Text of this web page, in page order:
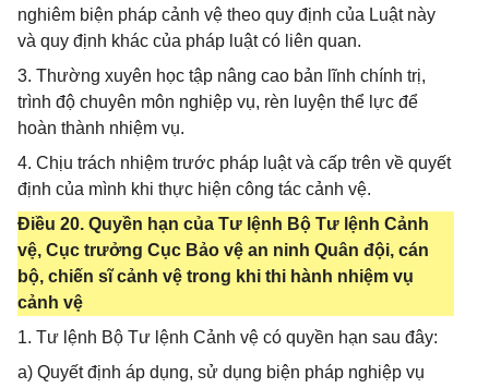
nghiêm biện pháp cảnh vệ theo quy định của Luật này
và quy định khác của pháp luật có liên quan.
3. Thường xuyên học tập nâng cao bản lĩnh chính trị,
trình độ chuyên môn nghiệp vụ, rèn luyện thể lực để
hoàn thành nhiệm vụ.
4. Chịu trách nhiệm trước pháp luật và cấp trên về quyết
định của mình khi thực hiện công tác cảnh vệ.
Điều 20. Quyền hạn của Tư lệnh Bộ Tư lệnh Cảnh
vệ, Cục trưởng Cục Bảo vệ an ninh Quân đội, cán
bộ, chiến sĩ cảnh vệ trong khi thi hành nhiệm vụ
cảnh vệ
1. Tư lệnh Bộ Tư lệnh Cảnh vệ có quyền hạn sau đây:
a) Quyết định áp dụng, sử dụng biện pháp nghiệp vụ